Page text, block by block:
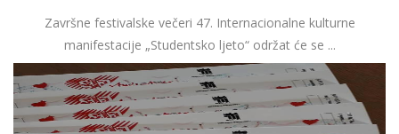
Završne festivalske večeri 47. Internacionalne kulturne
manifestacije „Studentsko ljeto“ održat će se ...
Više...